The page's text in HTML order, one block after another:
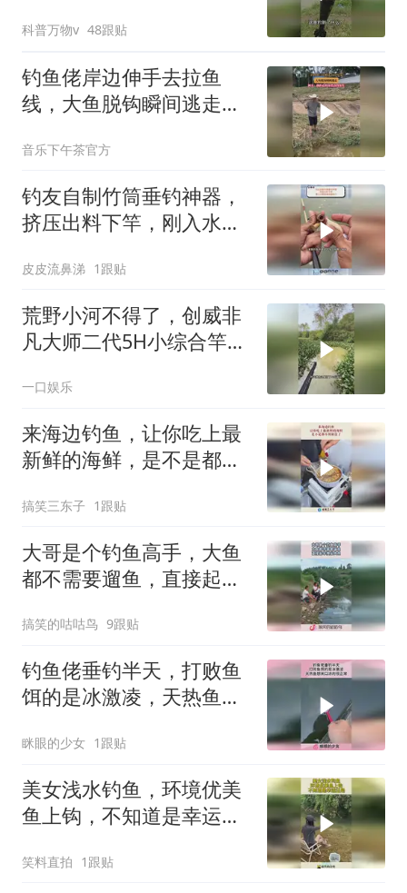
科普万物v 48跟贴
钓鱼佬岸边伸手去拉鱼
线，大鱼脱钩瞬间逃走，
发生
音乐下午茶官方
钓友自制竹筒垂钓神器，
挤压出料下竿，刚入水就
皮皮流鼻涕 1跟贴
荒野小河不得了，创威非
凡大师二代5H小综合竿狂
一口娱乐
来海边钓鱼，让你吃上最
新鲜的海鲜，是不是都不
搞笑三东子 1跟贴
大哥是个钓鱼高手，大鱼
都不需要遛鱼，直接起竿
搞笑的咕咕鸟 9跟贴
钓鱼佬垂钓半天，打败鱼
饵的是冰激凌，天热鱼想
眯眼的少女 1跟贴
美女浅水钓鱼，环境优美
鱼上钩，不知道是幸运还
笑料直拍 1跟贴